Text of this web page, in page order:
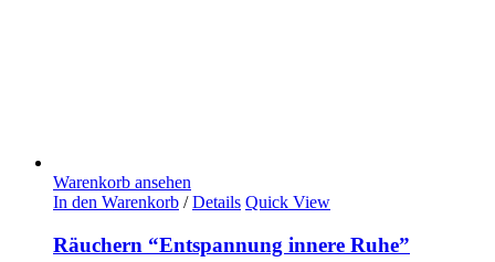
Warenkorb ansehen
In den Warenkorb / Details Quick View
Räuchern “Entspannung innere Ruhe”